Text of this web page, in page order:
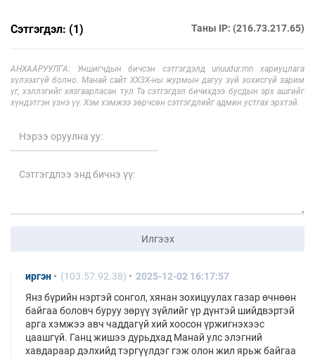
Сэтгэгдэл: (1) Таны IP: (216.73.217.65)
АНХААРУУЛГА: Уншигчдын бичсэн сэтгэгдэлд unuudur.mn хариуцлага
хүлээхгүй болно. Манай сайт ХХЗХ-ны журмын дагуу зүй зохисгүй зарим
үг, хэллэгийг хязгаарласан тул Та сэтгэгдэл бичихдээ бусдын эрх ашгийг
хүндэтгэн үзнэ үү. Хэм хэмжээ зөрчсөн сэтгэгдлийг админ устгах эрхтэй.
Илгээх
иргэн (103.57.92.38)
2025-12-02 16:17:57
Янз бүрийн нэртэй сонгол, хянан зохицуулах газар өчнөөн
байгаа боловч буруу зөрүү зүйлийг үр дүнтэй шийдвэртэй
арга хэмжээ авч чаддагүй хий хоосон үржигнэхээс
цаашгүй. Ганц жишээ дурьдхад Манай улс элэгний
хавдараар дэлхийд тэргүүлдэг гэж олон жил ярьж байгаа